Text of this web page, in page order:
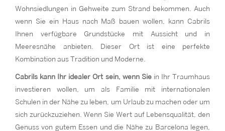
Wohnsiedlungen in Gehweite zum Strand bekommen. Auch
wenn Sie ein Haus nach Maß bauen wollen, kann Cabrils
Ihnen verfügbare Grundstücke mit Aussicht und in
Meeresnähe anbieten. Dieser Ort ist eine perfekte
Kombination aus Tradition und Moderne.
Cabrils kann Ihr idealer Ort sein, wenn Siein Ihr Traumhaus
investieren wollen, um als Familie mit internationalen
Schulen in der Nähe zu leben, um Urlaub zu machen oder um
sich zurückzuziehen. Wenn Sie Wert auf Lebensqualität, den
Genuss von gutem Essen und die Nähe zu Barcelona legen,